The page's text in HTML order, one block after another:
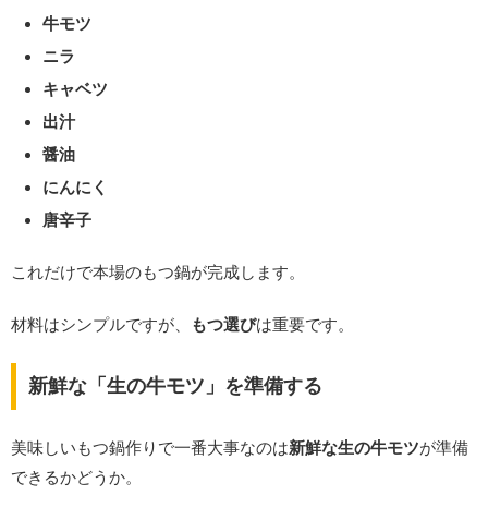
牛モツ
ニラ
キャベツ
出汁
醤油
にんにく
唐辛子
これだけで本場のもつ鍋が完成します。
材料はシンプルですが、 もつ選びは重要です。
新鮮な「生の牛モツ」を準備する
美味しいもつ鍋作りで一番大事なのは新鮮な生の牛モツが準備
できるかどうか。